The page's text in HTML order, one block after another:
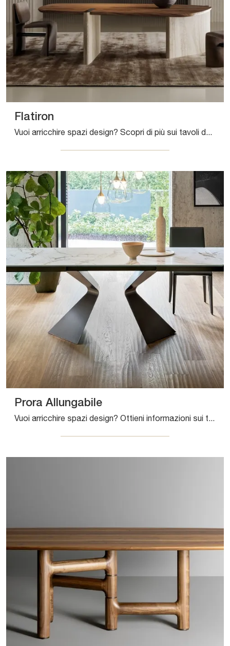
Flatiron
Vuoi arricchire spazi design? Scopri di più sui tavoli design fissi: il modello da pranzo Flatiron ti aspetta.
Prora Allungabile
Vuoi arricchire spazi design? Ottieni informazioni sui tavoli design allungabili: il modello da pranzo Prora Allungabile ti attende.